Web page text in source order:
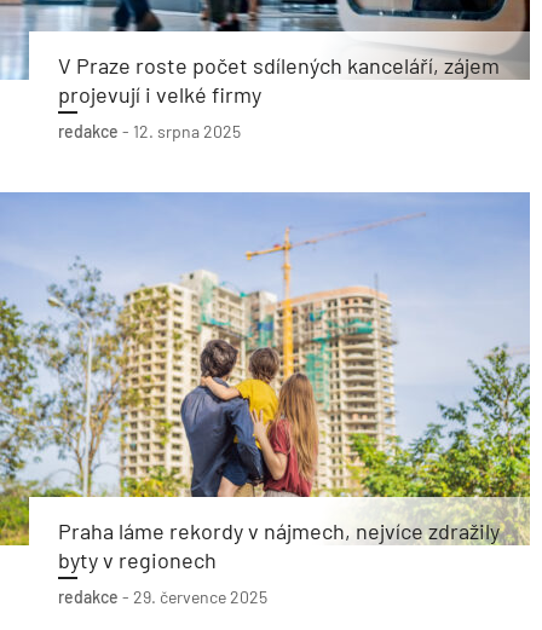
V Praze roste počet sdílených kanceláří, zájem
projevují i velké firmy
redakce - 12. srpna 2025
Praha láme rekordy v nájmech, nejvíce zdražily
byty v regionech
redakce - 29. července 2025